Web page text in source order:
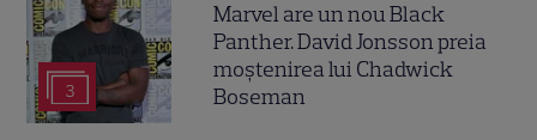
3
Marvel are un nou Black
Panther. David Jonsson preia
moștenirea lui Chadwick
Boseman